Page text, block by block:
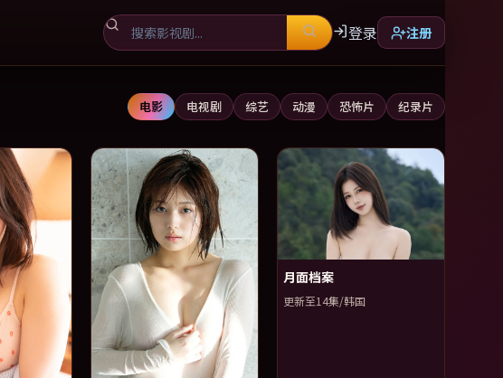
登录 注册
资源合集
电影 电视剧 综艺 动漫 恐怖片 纪录片
月面档案
更新至14集/韩国